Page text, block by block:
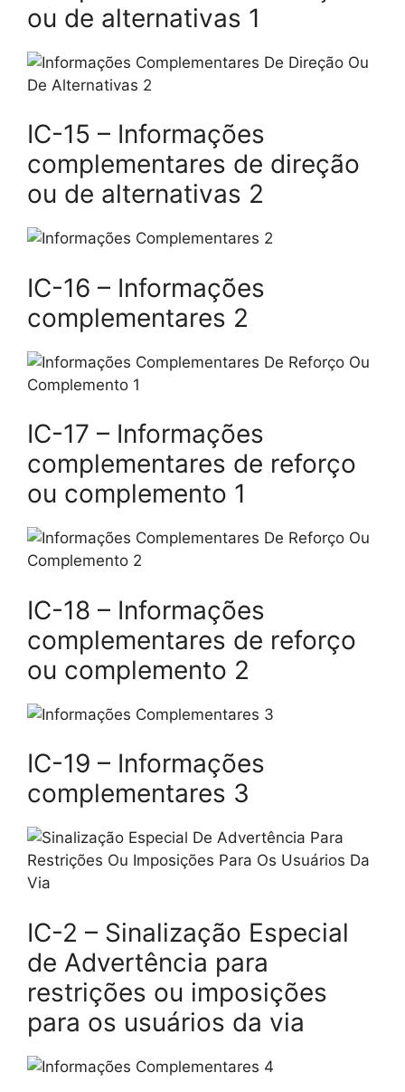
ou de alternativas 1
IC-15 – Informações
complementares de direção
ou de alternativas 2
IC-16 – Informações
complementares 2
IC-17 – Informações
complementares de reforço
ou complemento 1
IC-18 – Informações
complementares de reforço
ou complemento 2
IC-19 – Informações
complementares 3
IC-2 – Sinalização Especial
de Advertência para
restrições ou imposições
para os usuários da via